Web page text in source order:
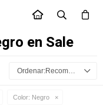
INICIO
en Sale
Recomendados
Color: Negro